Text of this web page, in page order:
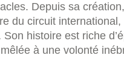
Depuis sa
du circuit
histoire est riche
à une volonté